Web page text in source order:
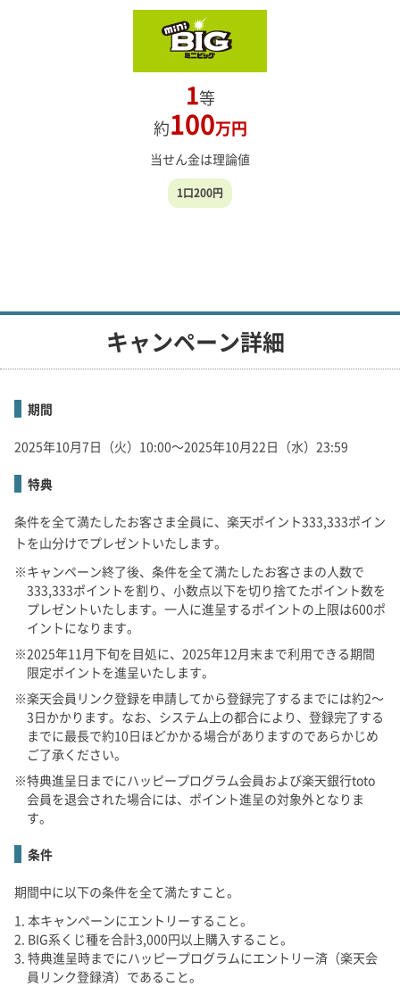
1等
約100万円
当せん金は理論値
1口200円
キャンペーン詳細
期間
2025年10月7日（火）10:00～2025年10月22日（水）23:59
特典
条件を全て満たしたお客さま全員に、楽天ポイント333,333ポイン
トを山分けでプレゼントいたします。
キャンペーン終了後、条件を全て満たしたお客さまの人数で
333,333ポイントを割り、小数点以下を切り捨てたポイント数を
プレゼントいたします。一人に進呈するポイントの上限は600ポ
イントになります。
2025年11月下旬を目処に、2025年12月末まで利用できる期間
限定ポイントを進呈いたします。
楽天会員リンク登録を申請してから登録完了するまでには約2～
3日かかります。なお、システム上の都合により、登録完了する
までに最長で約10日ほどかかる場合がありますのであらかじめ
ご了承ください。
特典進呈日までにハッピープログラム会員および楽天銀行toto
会員を退会された場合には、ポイント進呈の対象外となりま
す。
条件
期間中に以下の条件を全て満たすこと。
本キャンペーンにエントリーすること。
BIG系くじ種を合計3,000円以上購入すること。
特典進呈時までにハッピープログラムにエントリー済（楽天会
員リンク登録済）であること。